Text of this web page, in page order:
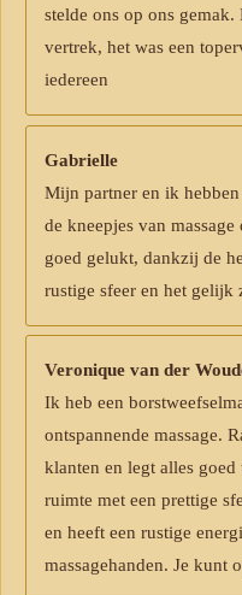
stelde ons op ons
vertrek, het was een
iedereen
Gabrielle
Mijn partner en ik
de kneepjes van
goed gelukt, dankzij de
rustige sfeer en het
Veronique van der
Ik heb een
ontspannende massage.
klanten en legt alles
ruimte met een prettige
en heeft een rustige
massagehanden. Je kunt